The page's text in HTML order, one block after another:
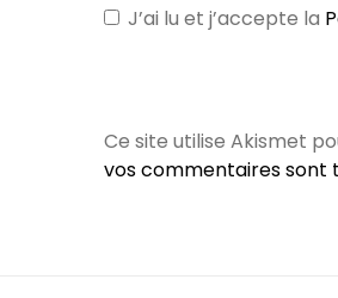
J’ai lu et j’accepte la
Ce site utilise Akismet
vos commentaires sont